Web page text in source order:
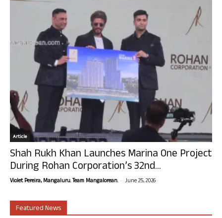
Article
Shah Rukh Khan Launches Marina One Project
During Rohan Corporation’s 32nd...
Violet Pereira, Mangaluru. Team Mangalorean. - June 25, 2026
Featured News